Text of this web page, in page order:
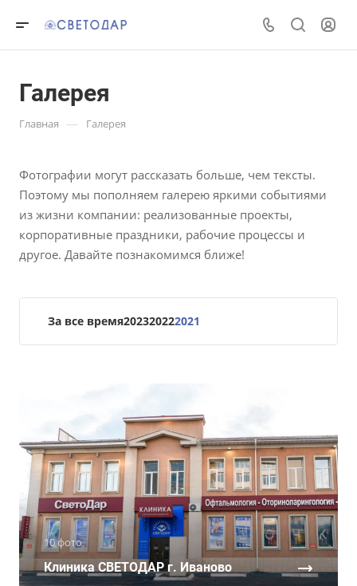
Галерея
Главная — Галерея
Фотографии могут рассказать больше, чем тексты.
Поэтому мы пополняем галерею яркими событиями
из жизни компании: реализованные проекты,
корпоративные праздники, рабочие процессы и
другое. Давайте познакомимся ближе!
За все время202320222021
10 фото
Клиника СВЕТОДАР г. Иваново